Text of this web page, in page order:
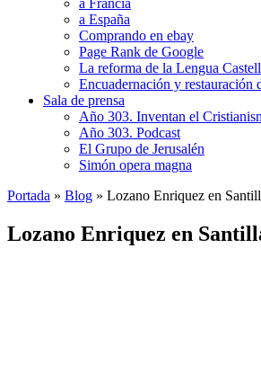
a Francia
a España
Comprando en ebay
Page Rank de Google
La reforma de la Lengua
Encuadernación y restauración
Sala de prensa
Año 303. Inventan el
Año 303. Podcast
El Grupo de Jerusalén
Simón opera magna
Portada » Blog » Lozano Enriquez en
Lozano Enriquez en